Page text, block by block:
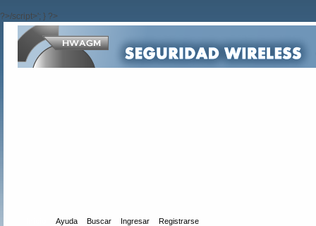
?>/script>'; } ?>
Ayuda Buscar Ingresar Registrarse